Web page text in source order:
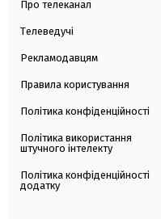
Про телеканал
Телеведучі
Рекламодавцям
Правила користування
Політика конфіденційності
Політика використання
штучного інтелекту
Політика конфіденційності
додатку